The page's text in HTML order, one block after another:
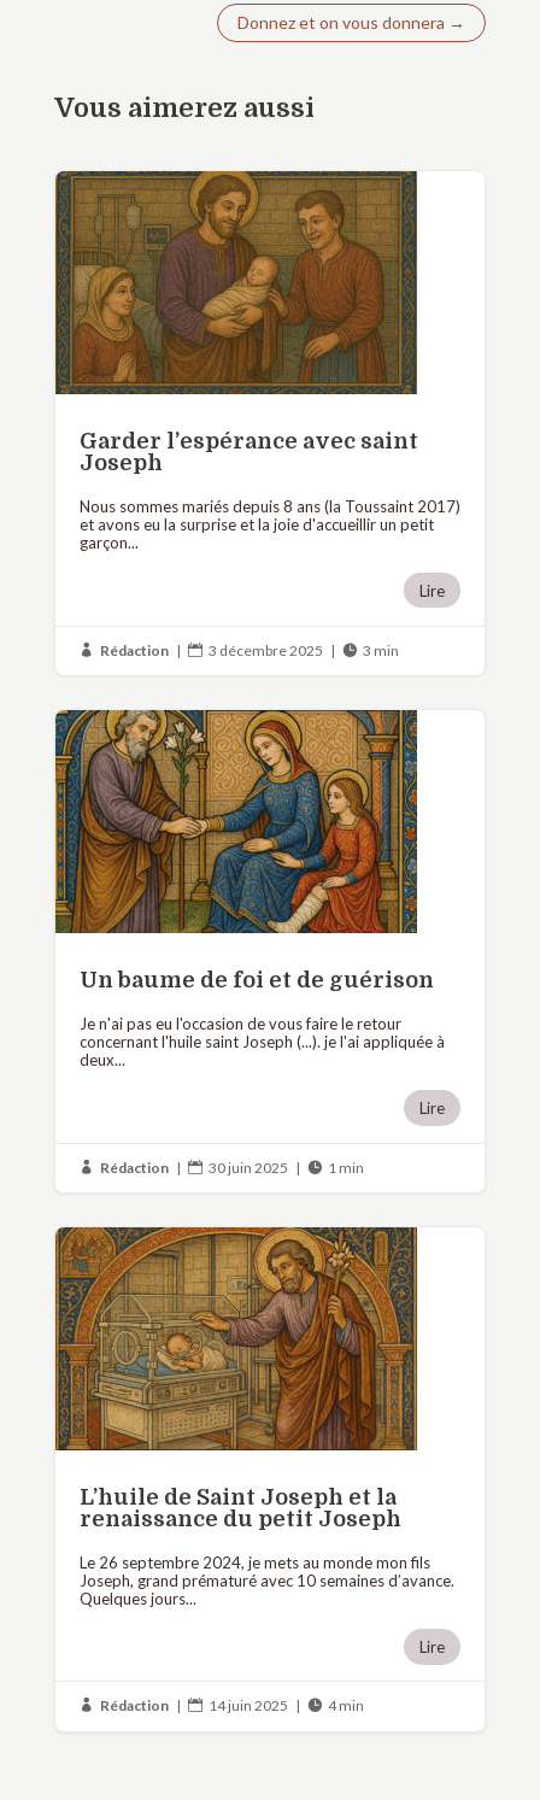
Donnez et on vous donnera →
Vous aimerez aussi
Garder l’espérance avec saint
Joseph
Nous sommes mariés depuis 8 ans (la Toussaint 2017)
et avons eu la surprise et la joie d'accueillir un petit
garçon...
Lire
 Rédaction |  3 décembre 2025 |  3 min
Un baume de foi et de guérison
Je n'ai pas eu l'occasion de vous faire le retour
concernant l'huile saint Joseph (...). je l'ai appliquée à
deux...
Lire
 Rédaction |  30 juin 2025 |  1 min
L’huile de Saint Joseph et la
renaissance du petit Joseph
Le 26 septembre 2024, je mets au monde mon fils
Joseph, grand prématuré avec 10 semaines d’avance.
Quelques jours...
Lire
 Rédaction |  14 juin 2025 |  4 min